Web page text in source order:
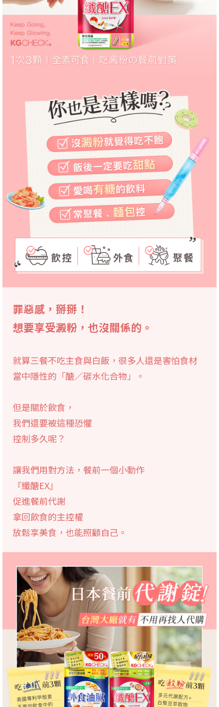
罪惡感，掰掰！
想要享受澱粉，也沒關係的。
就算三餐不吃主食與白飯，很多人還是害怕食材
當中隱性的「醣／碳水化合物」。
但是關於飲食，
我們還要被這種恐懼
控制多久呢？
讓我們用對方法，餐前一個小動作
『纖醣EX』
促進餐前代謝
拿回飲食的主控權
放鬆享美食，也能照顧自己。